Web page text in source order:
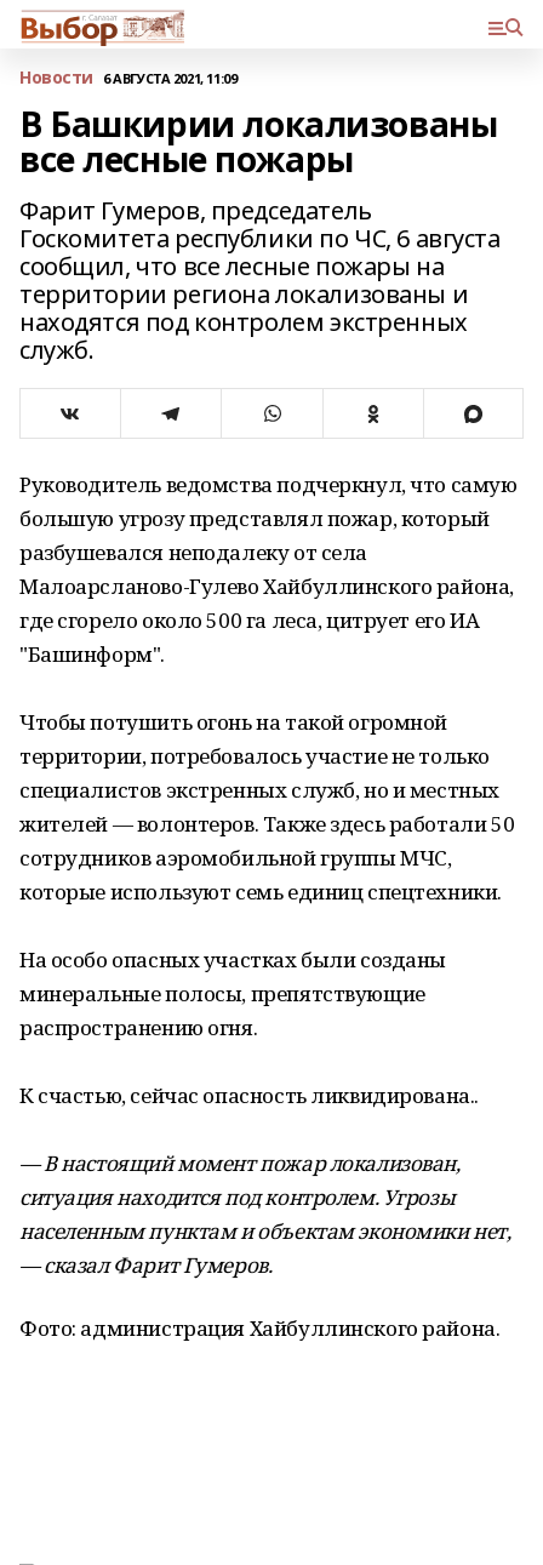
Новости 6 АВГУСТА 2021, 11:09
В Башкирии локализованы
все лесные пожары
Фарит Гумеров, председатель
Госкомитета республики по ЧС, 6 августа
сообщил, что все лесные пожары на
территории региона локализованы и
находятся под контролем экстренных
служб.
Руководитель ведомства подчеркнул, что самую
большую угрозу представлял пожар, который
разбушевался неподалеку от села
Малоарсланово-Гулево Хайбуллинского района,
где сгорело около 500 га леса, цитрует его ИА
"Башинформ".
Чтобы потушить огонь на такой огромной
территории, потребовалось участие не только
специалистов экстренных служб, но и местных
жителей — волонтеров. Также здесь работали 50
сотрудников аэромобильной группы МЧС,
которые используют семь единиц спецтехники.
На особо опасных участках были созданы
минеральные полосы, препятствующие
распространению огня.
К счастью, сейчас опасность ликвидирована..
— В настоящий момент пожар локализован,
ситуация находится под контролем. Угрозы
населенным пунктам и объектам экономики нет,
— сказал Фарит Гумеров.
Фото: администрация Хайбуллинского района.